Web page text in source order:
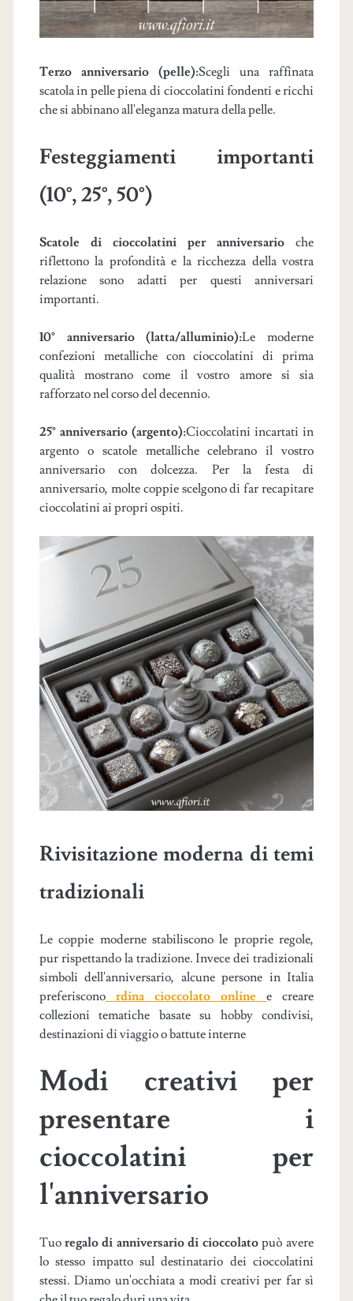
Terzo anniversario (pelle):Scegli una raffinata
scatola in pelle piena di cioccolatini fondenti e ricchi
che si abbinano all'eleganza matura della pelle.
Festeggiamenti importanti
(10°, 25°, 50°)
Scatole di cioccolatini per anniversarioche
riflettono la profondità e la ricchezza della vostra
relazione sono adatti per questi anniversari
importanti.
10° anniversario (latta/alluminio):Le moderne
confezioni metalliche con cioccolatini di prima
qualità mostrano come il vostro amore si sia
rafforzato nel corso del decennio.
25° anniversario (argento):Cioccolatini incartati in
argento o scatole metalliche celebrano il vostro
anniversario con dolcezza. Per la festa di
anniversario, molte coppie scelgono di far recapitare
cioccolatini ai propri ospiti.
Rivisitazione moderna di temi
tradizionali
Le coppie moderne stabiliscono le proprie regole,
pur rispettando la tradizione. Invece dei tradizionali
simboli dell'anniversario, alcune persone in Italia
preferiscono
rdina cioccolato onlinee creare
collezioni tematiche basate su hobby condivisi,
destinazioni di viaggio o battute interne
Modi creativi per
presentare i
cioccolatini per
l'anniversario
Tuoregalo di anniversario di cioccolato può avere
lo stesso impatto sul destinatario dei cioccolatini
stessi. Diamo un'occhiata a modi creativi per far sì